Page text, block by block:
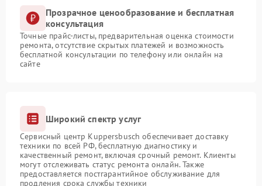
Прозрачное ценообразование и бесплатная
консультация
Точные прайс-листы, предварительная оценка стоимости
ремонта, отсутствие скрытых платежей и возможность
бесплатной консультации по телефону или онлайн на
сайте
Широкий спектр услуг
Сервисный центр Kuppersbusch обеспечивает доставку
техники по всей РФ, бесплатную диагностику и
качественный ремонт, включая срочный ремонт. Клиенты
могут отслеживать статус ремонта онлайн. Также
предоставляется постгарантийное обслуживание для
продления срока службы техники